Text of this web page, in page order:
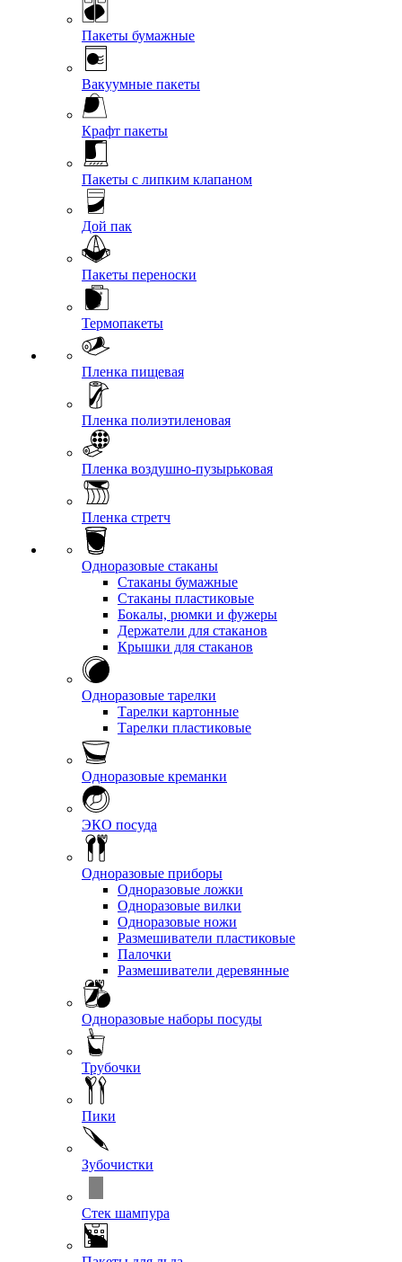
Пакеты бумажные
Вакуумные пакеты
Крафт пакеты
Пакеты с липким клапаном
Дой пак
Пакеты переноски
Термопакеты
Пленка пищевая
Пленка полиэтиленовая
Пленка воздушно-пузырьковая
Пленка стретч
Одноразовые стаканы
Стаканы бумажные
Стаканы пластиковые
Бокалы, рюмки и фужеры
Держатели для стаканов
Крышки для стаканов
Одноразовые тарелки
Тарелки картонные
Тарелки пластиковые
Одноразовые креманки
ЭКО посуда
Одноразовые приборы
Одноразовые ложки
Одноразовые вилки
Одноразовые ножи
Размешиватели пластиковые
Палочки
Размешиватели деревянные
Одноразовые наборы посуды
Трубочки
Пики
Зубочистки
Стек шампура